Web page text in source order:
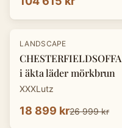
- 30%
LANDSCAPE
CHESTERFIELDSOFFA
i äkta läder mörkbrun
XXXLutz
18 899 kr26 999 kr